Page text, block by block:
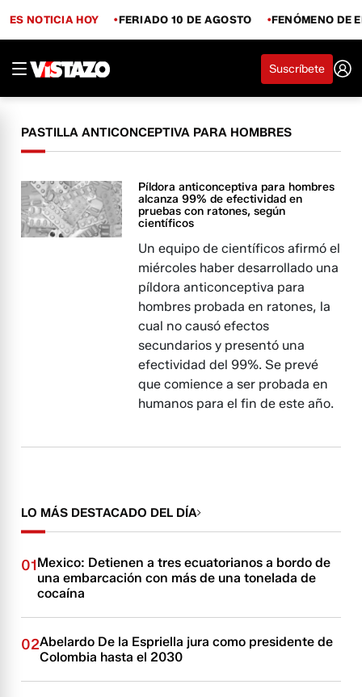
ES NOTICIA HOY FERIADO 10 DE AGOSTO FENÓMENO DE
Suscríbete
PASTILLA ANTICONCEPTIVA PARA HOMBRES
Píldora anticonceptiva para hombres
alcanza 99% de efectividad en
pruebas con ratones, según
científicos
Un equipo de científicos afirmó el
miércoles haber desarrollado una
píldora anticonceptiva para
hombres probada en ratones, la
cual no causó efectos
secundarios y presentó una
efectividad del 99%. Se prevé
que comience a ser probada en
humanos para el fin de este año.
LO MÁS DESTACADO DEL DÍA
01Mexico: Detienen a tres ecuatorianos a bordo de
una embarcación con más de una tonelada de
cocaína
02Abelardo De la Espriella jura como presidente de
Colombia hasta el 2030